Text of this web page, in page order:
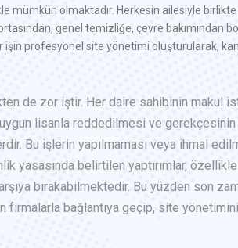
mümkün olmaktadır. Herkesin ailesiyle
genel temizliğe, çevre bakımından
işin profesyonel site yönetimi oluşturularak,
de zor iştir. Her daire sahibinin makul
lisanla reddedilmesi ve
Bu işlerin yapılmaması veya ihmal
yasasında belirtilen yaptırımlar,
bırakabilmektedir. Bu yüzden son
bağlantıya geçip, site